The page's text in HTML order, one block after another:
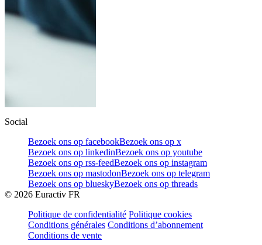
Social
Bezoek ons op facebookBezoek ons op x
Bezoek ons op linkedinBezoek ons op youtube
Bezoek ons op rss-feedBezoek ons op instagram
Bezoek ons op mastodonBezoek ons op telegram
Bezoek ons op blueskyBezoek ons op threads
© 2026 Euractiv FR
Politique de confidentialité Politique cookies
Conditions générales Conditions d’abonnement
Conditions de vente